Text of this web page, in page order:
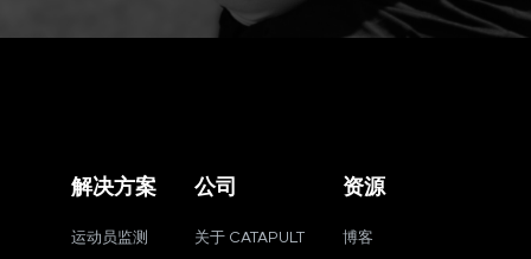
解决方案
运动员监测
公司
关于 CATAPULT
资源
博客